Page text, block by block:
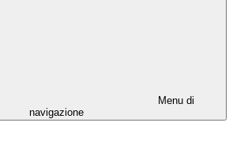
Menu di
navigazione